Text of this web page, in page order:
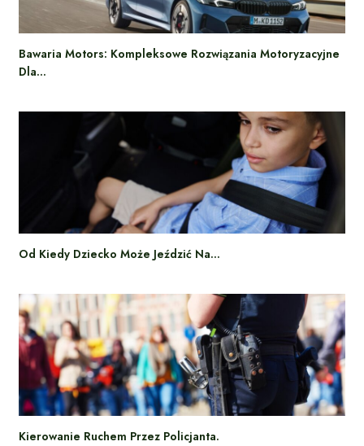
Bawaria Motors: Kompleksowe Rozwiązania Motoryzacyjne
Dla…
Od Kiedy Dziecko Może Jeździć Na…
Kierowanie Ruchem Przez Policjanta.